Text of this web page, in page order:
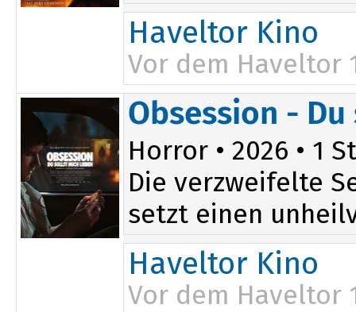
Haveltor Kino
Vor dem Haveltor
20:15
Obsession -
Horror • 2026 • 1
Die verzweifelte
setzt einen
Haveltor Kino
Vor dem Haveltor